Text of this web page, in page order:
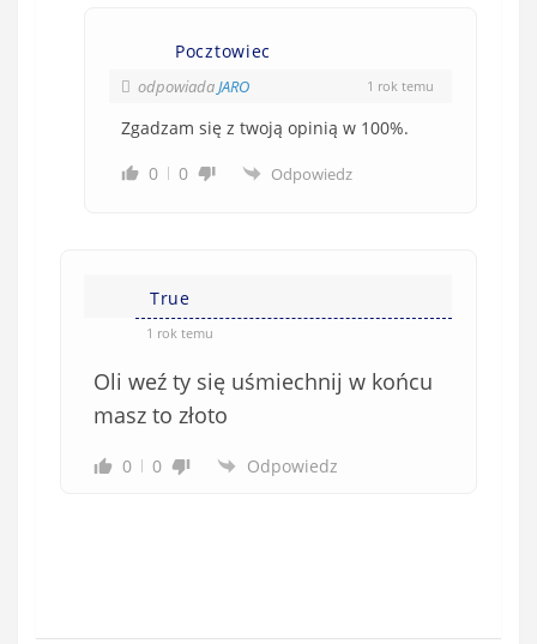
Pocztowiec
odpowiadaJARO 1 rok temu
Zgadzam się z twoją opinią w 100%.
0
0 Odpowiedz
True
1 rok temu
Oli weź ty się uśmiechnij w końcu
masz to złoto
0 0 Odpowiedz